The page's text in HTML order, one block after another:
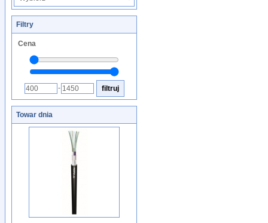
Filtry
Cena
-
Towar dnia